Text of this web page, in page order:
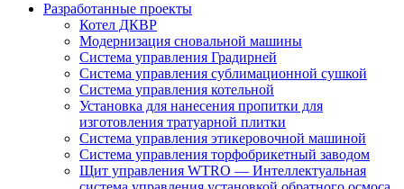
Разработанные проекты
Котел ДКВР
Модернизация сновальной машины
Система управления Градирней
Система управления сублимационной сушкой
Система управления котельной
Установка для нанесения пропитки для
изготовления тратуарной плитки
Система управления этикеровочной машиной
Система управления торфобрикетный заводом
Щит управления WTRO — Интеллектуальная